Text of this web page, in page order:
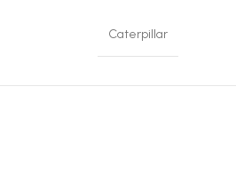
Caterpillar